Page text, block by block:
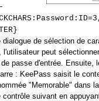
dialogue de sélection de
peut
passe d'entrée. Ensuite,
: KeePass saisit le
"Memorable" dans
suivant en